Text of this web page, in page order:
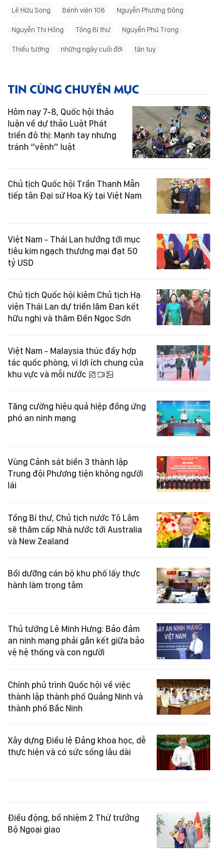
Lê Hữu Song Bệnh viện 108 Nguyễn Phương Đông
Nguyễn Thị Hồng Tổng Bí thư Nguyễn Phú Trọng
Thiếu tướng những ngày cuối đời tận tụy
TIN CÙNG CHUYÊN MỤC
Hôm nay 7-8, Quốc hội thảo
luận về dự thảo Luật Phát
triển đô thị: Mạnh tay nhưng
tránh “vênh” luật
Chủ tịch Quốc hội Trần Thanh Mẫn
tiếp tân Đại sứ Hoa Kỳ tại Việt Nam
Việt Nam - Thái Lan hướng tới mục
tiêu kim ngạch thương mại đạt 50
tỷ USD
Chủ tịch Quốc hội kiêm Chủ tịch Hạ
viện Thái Lan dự triển lãm Đan kết
hữu nghị và thăm Đền Ngọc Sơn
Việt Nam - Malaysia thúc đẩy hợp
tác quốc phòng, vì lợi ích chung của
khu vực và mỗi nước
Tăng cường hiệu quả hiệp đồng ứng
phó an ninh mạng
Vùng Cảnh sát biển 3 thành lập
Trung đội Phương tiện không người
lái
Tổng Bí thư, Chủ tịch nước Tô Lâm
sẽ thăm cấp Nhà nước tới Australia
và New Zealand
Bồi dưỡng cán bộ khu phố lấy thực
hành làm trọng tâm
Thủ tướng Lê Minh Hưng: Bảo đảm
an ninh mạng phải gắn kết giữa bảo
vệ hệ thống và con người
Chính phủ trình Quốc hội về việc
thành lập thành phố Quảng Ninh và
thành phố Bắc Ninh
Xây dựng Điều lệ Đảng khoa học, dễ
thực hiện và có sức sống lâu dài
Điều động, bổ nhiệm 2 Thứ trưởng
Bộ Ngoại giao